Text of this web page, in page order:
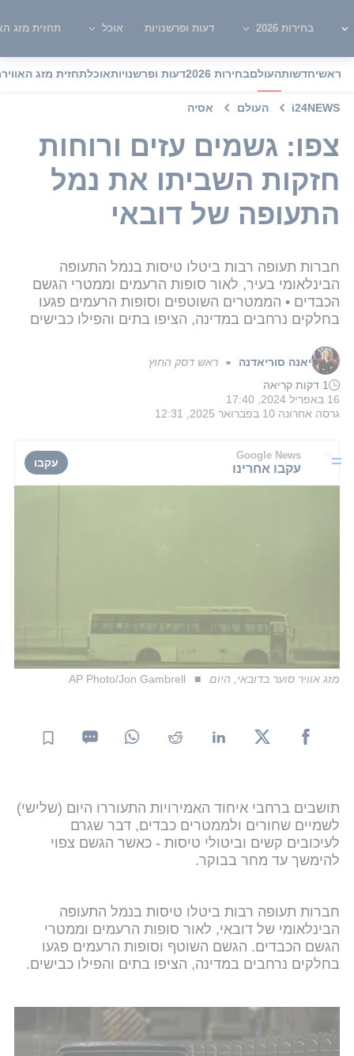
בחירות 2026 דעות ופרשנויות אוכל תחזית מזג
ראשיחדשותהעולםבחירות 2026 דעות ופרשנויותאוכלתחזית מזג האוויר
i24NEWS העולם אסיה
צפו: גשמים עזים ורוחות
חזקות השביתו את נמל
התעופה של דובאי
חברות תעופה רבות ביטלו טיסות בנמל התעופה
הבינלאומי בעיר, לאור סופות הרעמים וממטרי הגשם
הכבדים • הממטרים השוטפים וסופות הרעמים פגעו
בחלקים נרחבים במדינה, הציפו בתים והפילו כבישים
יאנה סוריאדנה ■ ראש דסק החוץ
1 דקות קריאה
16 באפריל 2024, 17:40
גרסה אחרונה 10 בפברואר 2025, 12:31
Google News
עקבו אחרינו עקבו
מזג אוויר סוער בדובאי, היום AP Photo/Jon Gambrell
תושבים ברחבי איחוד האמירויות התעוררו היום (שלישי)
לשמיים שחורים ולממטרים כבדים, דבר שגרם
לעיכובים קשים וביטולי טיסות - כאשר הגשם צפוי
להימשך עד מחר בבוקר.
חברות תעופה רבות ביטלו טיסות בנמל התעופה
הבינלאומי של דובאי, לאור סופות הרעמים וממטרי
הגשם הכבדים. הגשם השוטף וסופות הרעמים פגעו
בחלקים נרחבים במדינה, הציפו בתים והפילו כבישים.